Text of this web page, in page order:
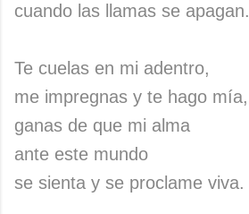
cuando las llamas se apagan.
Te cuelas en mi adentro,
me impregnas y te hago mía,
ganas de que mi alma
ante este mundo
se sienta y se proclame viva.